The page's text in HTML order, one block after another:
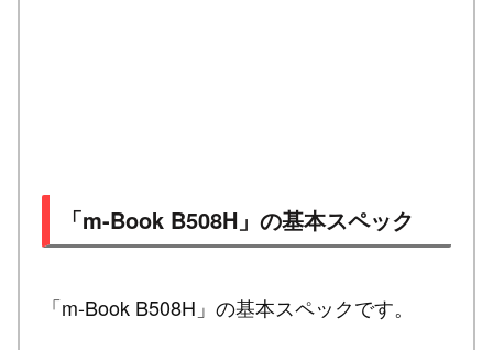
「m-Book B508H」の基本スペック
「m-Book B508H」の基本スペックです。